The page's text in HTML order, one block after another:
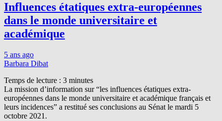
Influences étatiques extra-européennes
dans le monde universitaire et
académique
5 ans ago
Barbara Dibat
Temps de lecture : 3 minutes
La mission d’information sur “les influences étatiques extra-
européennes dans le monde universitaire et académique français et
leurs incidences” a restitué ses conclusions au Sénat le mardi 5
octobre 2021.